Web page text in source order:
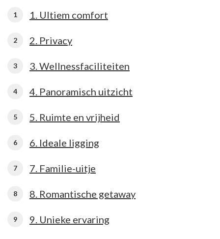
1. Ultiem comfort
2. Privacy
3. Wellnessfaciliteiten
4. Panoramisch uitzicht
5. Ruimte en vrijheid
6. Ideale ligging
7. Familie-uitje
8. Romantische getaway
9. Unieke ervaring